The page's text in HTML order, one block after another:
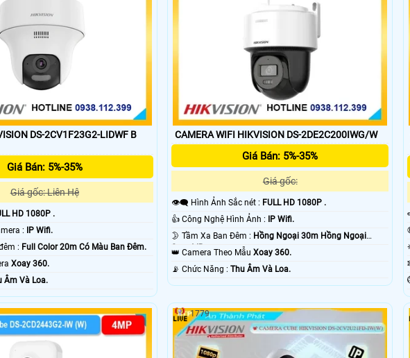
DS-2CV1F23G2-LIDWF B
Giá Bán: 5%-35%
Giá gốc: Liên Hệ
HD 1080P .
⚒ Công Nghệ Camera :
IP Wifi.
❈ Hình ảnh ban đêm : Full Color 20m Có Màu Ban Ðêm.
Xoay 360.
Âm Và Loa.
CAMERA WIFI HIKVISION DS-2DE2C200IWG/W
Giá Bán: 5%-35%
Giá gốc:
👁️‍🗨 Hình Ảnh Sắc nét : FULL HD 1080P .
👍 Công Nghệ Hình Ảnh :
IP Wifi.
🌛 Tầm Xa Ban Đêm : Hồng Ngoại 30m Hồng Ngoại
Smart IR.
👑 Camera Theo MẫuXoay 360.
️📡 Chức Năng :Thu Âm Và Loa.
1779